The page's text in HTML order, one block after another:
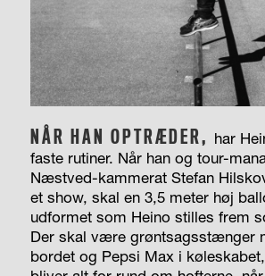
NÅR HAN OPTRÆDER, har
faste rutiner. Når han og tour-
Næstved-kammerat Stefan
et show, skal en 3,5 meter høj
udformet som Heino stilles frem
Der skal være grøntsagsstænger
bordet og Pepsi Max i